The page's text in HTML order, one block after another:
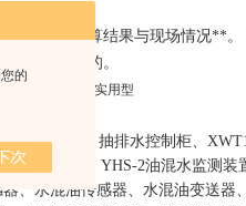
的
。
来计算，计算结果与现场情况**
是非常大的。
化控制柜、抽排水控制柜、
水信号器、YHS-2油混水监测装
、水混油传感器、水混油变送器